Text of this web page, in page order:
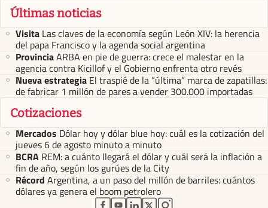
Últimas noticias
Visita Las claves de la economía según León XIV: la herencia
del papa Francisco y la agenda social argentina
ProvinciaARBA en pie de guerra: crece el malestar en la
agencia contra Kicillof y el Gobierno enfrenta otro revés
Nueva estrategia El traspié de la “última” marca de zapatillas:
de fabricar 1 millón de pares a vender 300.000 importadas
Cotizaciones
Mercados Dólar hoy y dólar blue hoy: cuál es la cotización del
jueves 6 de agosto minuto a minuto
BCRA REM: a cuánto llegará el dólar y cuál será la inflación a
fin de año, según los gurúes de la City
Récord Argentina, a un paso del millón de barriles: cuántos
dólares ya genera el boom petrolero
abre en nueva pestaña
abre en nueva pestaña
abre en nueva pestaña
abre en nueva pestaña
abre en nueva pestaña